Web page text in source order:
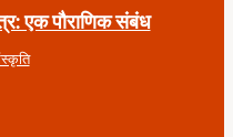
एक पौराणिक संबंध